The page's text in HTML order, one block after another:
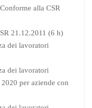
alla CSR
21.12.2011 (6 h)
dei lavoratori
dei lavoratori
per aziende con